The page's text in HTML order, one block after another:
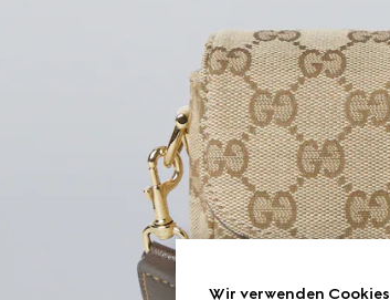
Wir verwenden Cookies